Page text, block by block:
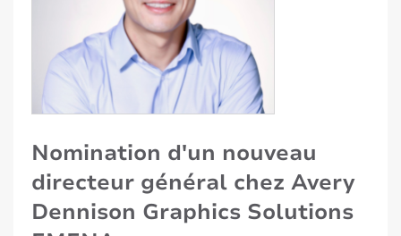
Nomination d'un nouveau
directeur général chez Avery
Dennison Graphics Solutions